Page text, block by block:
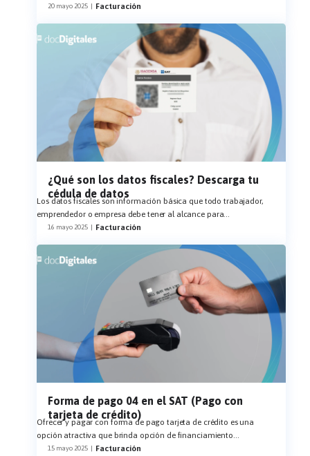
20 mayo 2025 | Facturación
¿Qué son los datos fiscales? Descarga tu
cédula de datos
Los datos fiscales son información básica que todo trabajador,
emprendedor o empresa debe tener al alcance para
16 mayo 2025 | Facturación
Forma de pago 04 en el SAT (Pago con
tarjeta de crédito)
Ofrecer y pagar con forma de pago tarjeta de crédito es una
opción atractiva que brinda opción de financiamiento
15 mayo 2025 | Facturación